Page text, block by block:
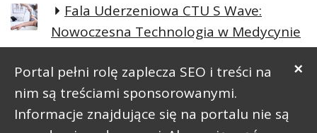
×
Portal pełni rolę zaplecza SEO i treści na
nim są treściami sponsorowanymi.
Informacje znajdujące się na portalu nie są
Fala Uderzeniowa CTU S Wave:
Nowoczesna Technologia w Medycynie
Regeneracyjnej
Prosta postawa lepsze samopoczucie